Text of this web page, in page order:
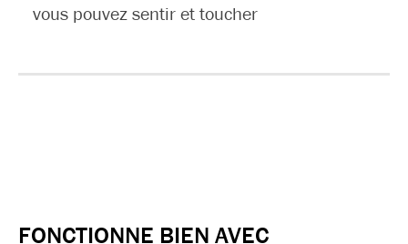
vous pouvez sentir et toucher
FONCTIONNE BIEN AVEC